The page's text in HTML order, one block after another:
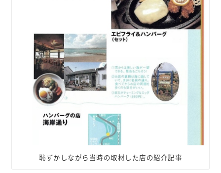
恥ずかしながら当時の取材した店の紹介記事